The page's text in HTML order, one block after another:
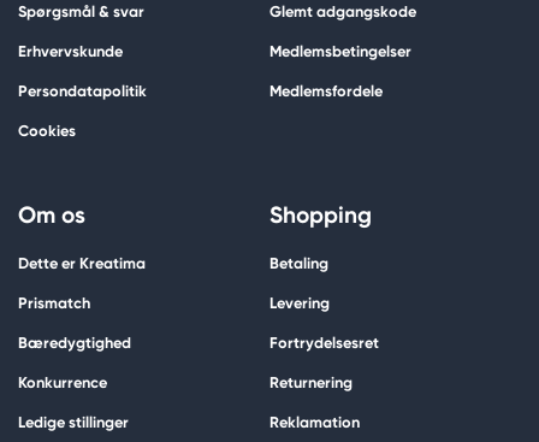
Spørgsmål & svar
Erhvervskunde
Persondatapolitik
Cookies
Glemt adgangskode
Medlemsbetingelser
Medlemsfordele
Om os
Dette er Kreatima
Prismatch
Bæredygtighed
Konkurrence
Ledige stillinger
Shopping
Betaling
Levering
Fortrydelsesret
Returnering
Reklamation